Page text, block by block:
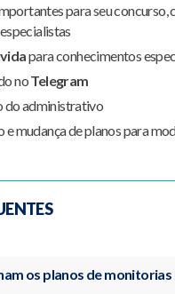
para seu concurso,
para conhecimentos
noTelegram
do administrativo
e mudança de planos para
os planos de monitorias